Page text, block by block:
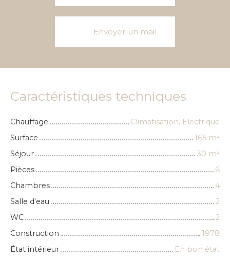
Envoyer un mail
Caractéristiques techniques
Chauffage
Climatisation, Electrique
Surface
165 m²
Séjour
30 m²
Pièces
6
Chambres
4
Salle d'eau
2
WC
2
Construction
1978
État intérieur
En bon état